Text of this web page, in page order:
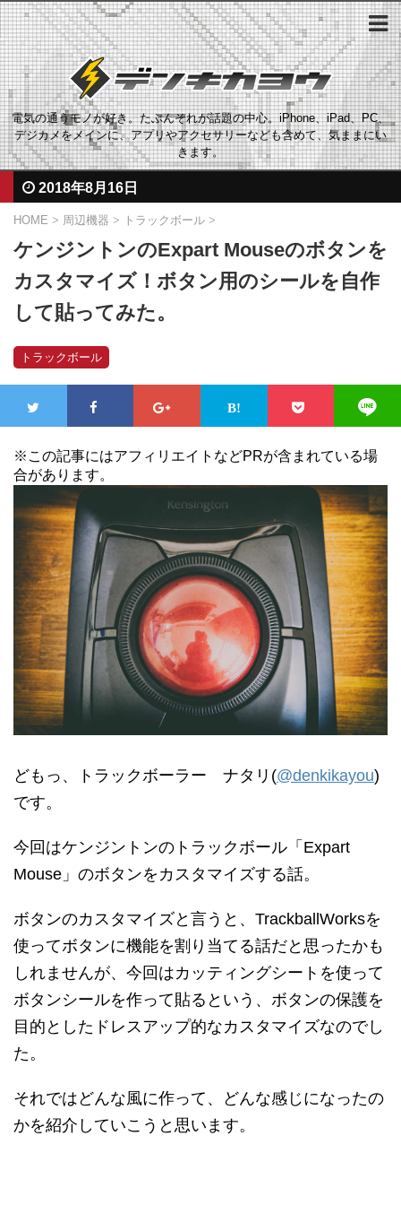
電気の通うモノが好き。たぶんそれが話題の中心。iPhone、iPad、PC、
デジカメをメインに、アプリやアクセサリーなども含めて、気ままにい
きます。
2018年8月16日
HOME > 周辺機器 > トラックボール >
ケンジントンのExpart Mouseのボタンを
カスタマイズ！ボタン用のシールを自作
して貼ってみた。
トラックボール
※この記事にはアフィリエイトなどPRが含まれている場
合があります。
どもっ、トラックボーラー ナタリ(@denkikayou)
です。
今回はケンジントンのトラックボール「Expart
Mouse」のボタンをカスタマイズする話。
ボタンのカスタマイズと言うと、TrackballWorksを
使ってボタンに機能を割り当てる話だと思ったかも
しれませんが、今回はカッティングシートを使って
ボタンシールを作って貼るという、ボタンの保護を
目的としたドレスアップ的なカスタマイズなのでし
た。
それではどんな風に作って、どんな感じになったの
かを紹介していこうと思います。